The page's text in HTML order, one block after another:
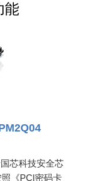
能
芯科技安全芯
《PCI密码卡